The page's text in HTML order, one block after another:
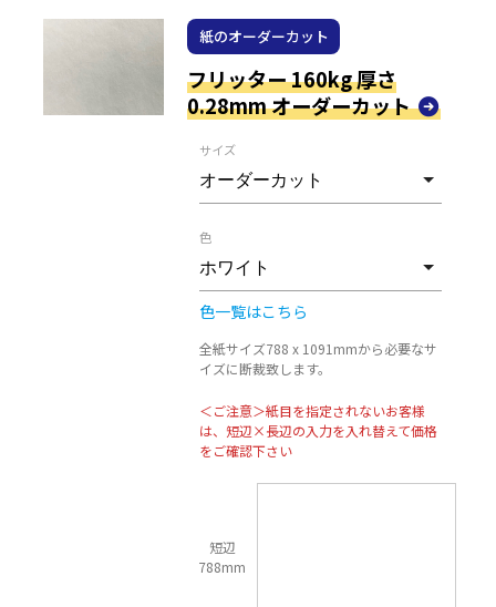
紙のオーダーカット
フリッター 160kg 厚さ
0.28mm オーダーカット
サイズ
色
色一覧はこちら
全紙サイズ788 x 1091mmから必要なサ
イズに断裁致します。
＜ご注意＞紙目を指定されないお客様
は、短辺×長辺の入力を入れ替えて価格
をご確認下さい
短辺
788mm